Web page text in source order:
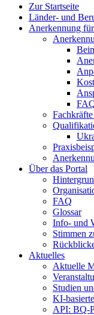
Zur Startseite
Länder- und
Anerkennung
Über das Portal
FAQ
Glossar
Info- und
Stimmen
Aktuelles
Aktuelle
Studien
KI-
API: BQ-